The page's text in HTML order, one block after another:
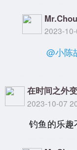
Mr.Chou
2023-
@小陈
在时间之外
2023-10-07
钓鱼的乐趣